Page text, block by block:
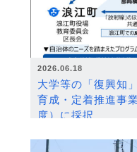
2026.06.18
大学等の「復興知
育成・定着推進事
度）に採択